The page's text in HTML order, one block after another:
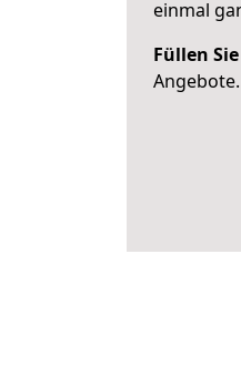
einmal
Füllen
Angebote.